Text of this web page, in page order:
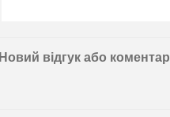
Новий відгук або коментар